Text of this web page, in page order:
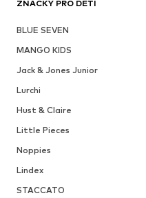
ZNAČKY PRO DĚTI
BLUE SEVEN
MANGO KIDS
Jack & Jones Junior
Lurchi
Hust & Claire
Little Pieces
Noppies
Lindex
STACCATO